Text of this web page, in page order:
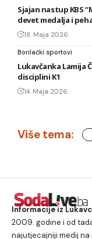
Sjajan nastup KBS
devet medalja i
18. Maja 2026.
Borilački sportovi
Lukavčanka Lamija
disciplini K1
14. Maja 2026.
Više tema:
Informacije iz
2009. godine i od
najutjecajniji medij na